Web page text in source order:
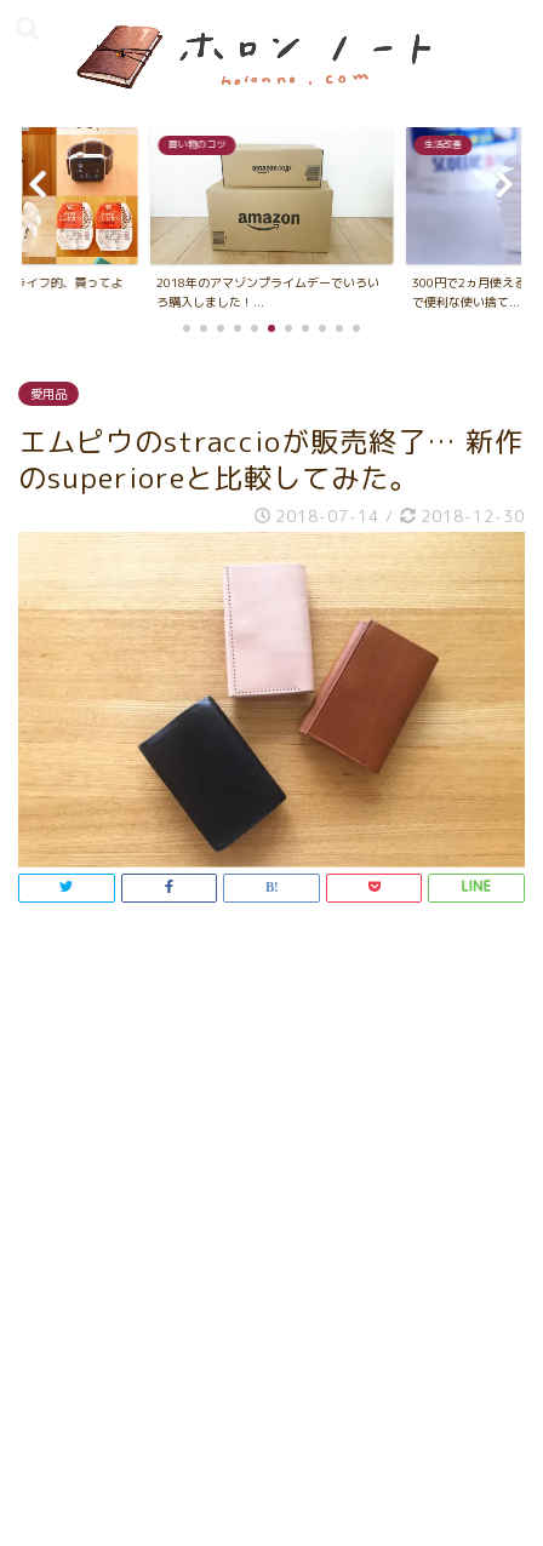
ライフ的、買ってよ
買い物のコツ
2018年のアマゾンプライムデーでいろい
ろ購入しました！...
生活改善
300円で2ヵ月使える！
で便利な使い捨て...
愛用品
エムピウのstraccioが販売終了… 新作
のsuperioreと比較してみた。
2018-07-14 / 2018-12-30